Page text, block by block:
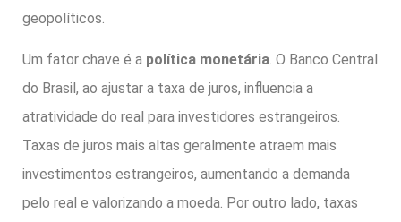
geopolíticos.
Um fator chave é a política monetária. O Banco Central
do Brasil, ao ajustar a taxa de juros, influencia a
atratividade do real para investidores estrangeiros.
Taxas de juros mais altas geralmente atraem mais
investimentos estrangeiros, aumentando a demanda
pelo real e valorizando a moeda. Por outro lado, taxas